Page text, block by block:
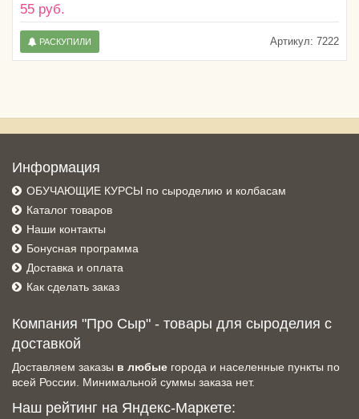
55 руб.
Артикул: 7222
РАСКУПИЛИ
Информация
ОБУЧАЮЩИЕ КУРСЫ по сыроделию и колбасам
Каталог товаров
Наши контакты
Бонусная программа
Доставка и оплата
Как сделать заказ
Компания "Про Сыр" - товары для сыроделия с
доставкой
Доставляем заказы в любые города и населенные пункты по
всей России. Минимальной суммы заказа нет.
Наш рейтинг на Яндекс-Маркете: